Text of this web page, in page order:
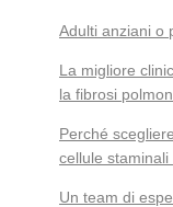
Adulti anziani o
La migliore
la fibrosi
Perché
cellule
Un team di